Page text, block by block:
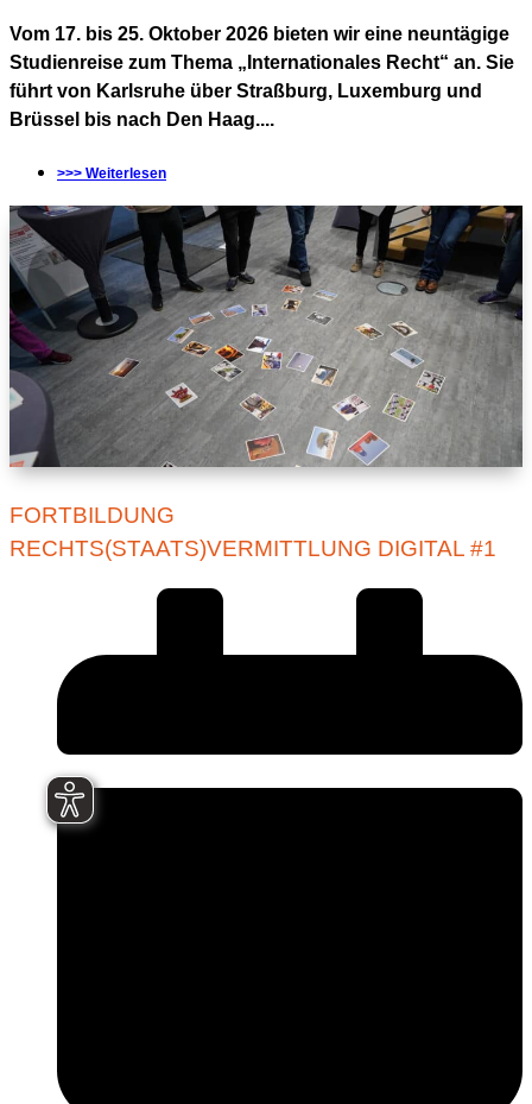
Vom 17. bis 25. Oktober 2026 bieten wir eine neuntägige
Studienreise zum Thema „Internationales Recht“ an. Sie
führt von Karlsruhe über Straßburg, Luxemburg und
Brüssel bis nach Den Haag....
>>> Weiterlesen
FORTBILDUNG
RECHTS(STAATS)VERMITTLUNG DIGITAL #1